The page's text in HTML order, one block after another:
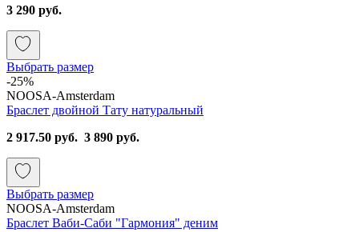
3 290 руб.
Выбрать размер
-25%
NOOSA-Amsterdam
Браслет двойной Тату натуральный
2 917.50 руб. 3 890 руб.
Выбрать размер
NOOSA-Amsterdam
Браслет Ваби-Саби "Гармония" деним